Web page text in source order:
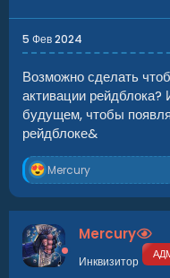
5 Фев 2024
Возможно сделать
активации
будущем, чтобы
рейдблоке&
Р
е
а
к
ц
и
и
:
Mercury
Mercury
Инквизитор